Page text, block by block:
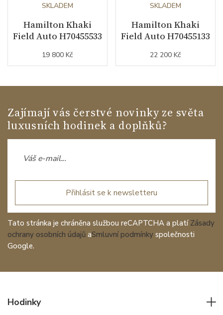
SKLADEM
Hamilton Khaki
Field Auto H70455533
19 800 Kč
SKLADEM
Hamilton Khaki
Field Auto H70455133
22 200 Kč
Zajímají vás čerstvé novinky ze světa
luxusních hodinek a doplňků?
Přihlásit se k newsletteru
Tato stránka je chráněna službou reCAPTCHA a platí Zásady
ochrany osobních údajů aSmluvní podmínky společnosti
Google.
Hodinky